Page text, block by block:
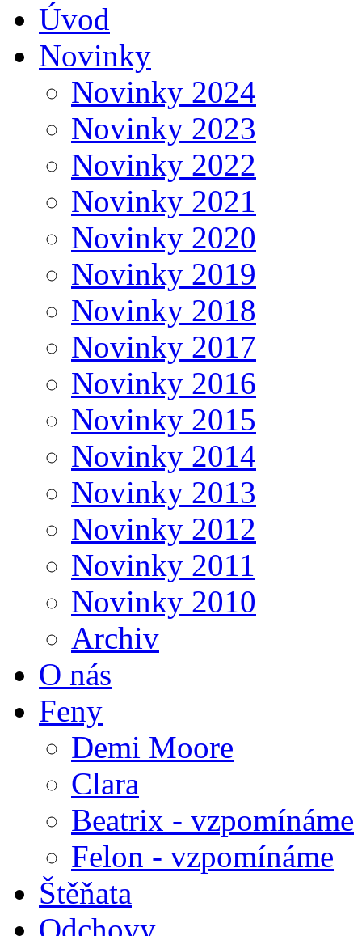
Úvod
Novinky
Novinky 2024
Novinky 2023
Novinky 2022
Novinky 2021
Novinky 2020
Novinky 2019
Novinky 2018
Novinky 2017
Novinky 2016
Novinky 2015
Novinky 2014
Novinky 2013
Novinky 2012
Novinky 2011
Novinky 2010
Archiv
O nás
Feny
Demi Moore
Clara
Beatrix - vzpomínáme
Felon - vzpomínáme
Štěňata
Odchovy